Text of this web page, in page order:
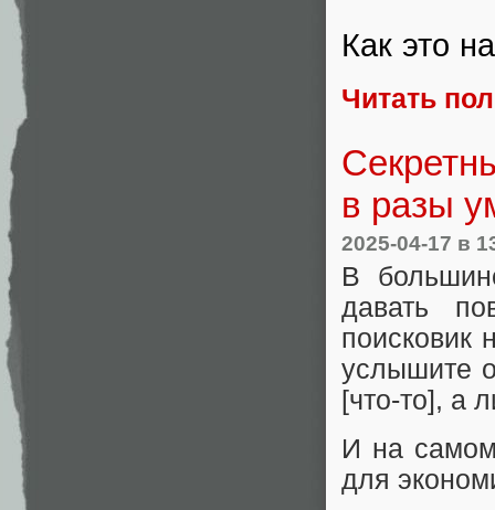
Как это
Читать
в разы
2025-04-17 в
В
давать
поисковик
услышите
[что-то], а
И на
для